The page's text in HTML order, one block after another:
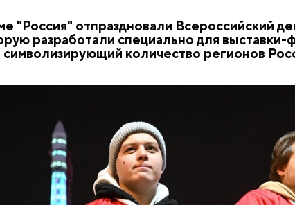
отпраздновали Всероссийский
разработали специально для выставки-
количество регионов